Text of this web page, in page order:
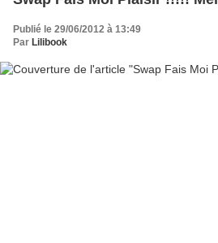
Publié le 29/06/2012 à 13:49
Par Lilibook